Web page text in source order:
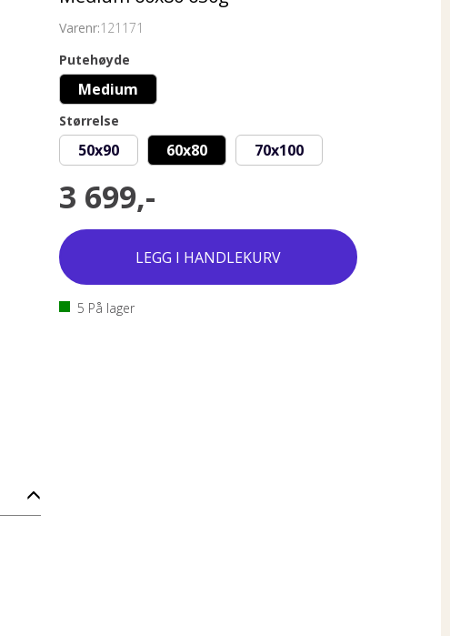
Varenr:121171
Putehøyde
Medium
Størrelse
50x90 60x80 70x100
3 699,-
5 På lager